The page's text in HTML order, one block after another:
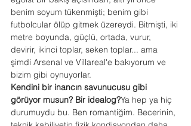
benim soyum tükenmişti; benim gibi
futbolcular ölüp gitmek üzereydi. Bitmişti, iki
metre boyunda, güçlü, ortada, vurur,
devirir, ikinci toplar, seken toplar... ama
şimdi Arsenal ve Villareal'e bakıyorum ve
bizim gibi oynuyorlar.
Kendini bir inancın savunucusu gibi
görüyor musun? Bir idealog?Ya hep ya hiç
durumuydu bu. Ben romantiğim. Becerinin,